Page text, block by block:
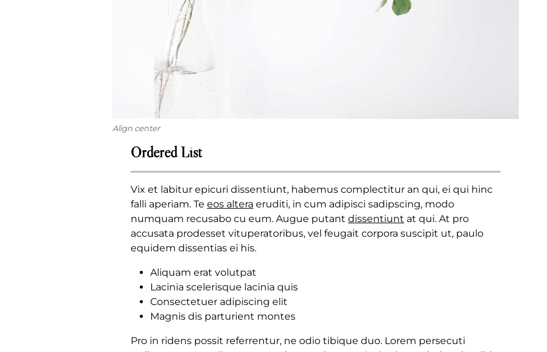
Align center
Ordered List
Vix et labitur epicuri dissentiunt, habemus complectitur an qui, ei qui hinc
falli aperiam. Te eos altera eruditi, in cum adipisci sadipscing, modo
numquam recusabo cu eum. Augue putant dissentiunt at qui. At pro
accusata prodesset vituperatoribus, vel feugait corpora suscipit ut, paulo
equidem dissentias ei his.
Aliquam erat volutpat
Lacinia scelerisque lacinia quis
Consectetuer adipiscing elit
Magnis dis parturient montes
Pro in ridens possit referrentur, ne odio tibique duo. Lorem persecuti